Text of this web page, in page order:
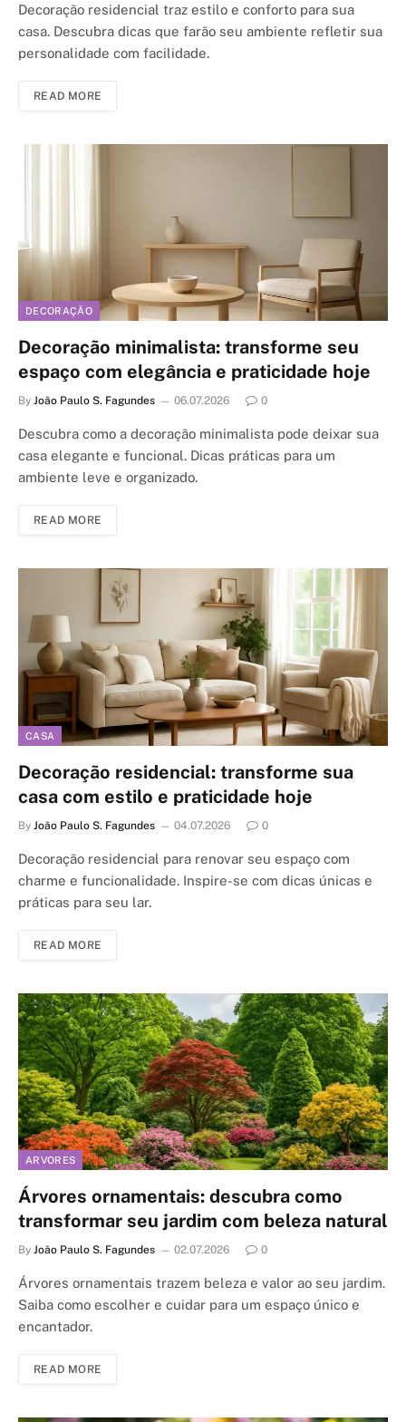
Decoração residencial traz estilo e conforto para sua
casa. Descubra dicas que farão seu ambiente refletir sua
personalidade com facilidade.
READ MORE
DECORAÇÃO
Decoração minimalista: transforme seu
espaço com elegância e praticidade hoje
By João Paulo S. Fagundes 06.07.2026 0
Descubra como a decoração minimalista pode deixar sua
casa elegante e funcional. Dicas práticas para um
ambiente leve e organizado.
READ MORE
CASA
Decoração residencial: transforme sua
casa com estilo e praticidade hoje
By João Paulo S. Fagundes 04.07.2026 0
Decoração residencial para renovar seu espaço com
charme e funcionalidade. Inspire-se com dicas únicas e
práticas para seu lar.
READ MORE
ARVORES
Árvores ornamentais: descubra como
transformar seu jardim com beleza natural
By João Paulo S. Fagundes 02.07.2026 0
Árvores ornamentais trazem beleza e valor ao seu jardim.
Saiba como escolher e cuidar para um espaço único e
encantador.
READ MORE